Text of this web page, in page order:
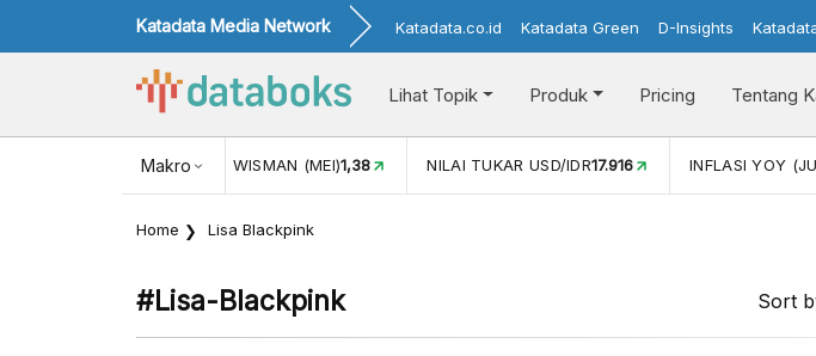
Katadata Media Network Katadata.co.id Katadata Green D-Insights
Lihat Topik Produk Pricing Tentang
Makro
KUNJUNGAN WISMAN (MEI)1,38 NILAI TUKAR USD/IDR17.916 INFLASI YOY
Home Lisa Blackpink
#lisa-Blackpink Sort